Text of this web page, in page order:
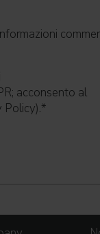
acconsento al
Policy).*